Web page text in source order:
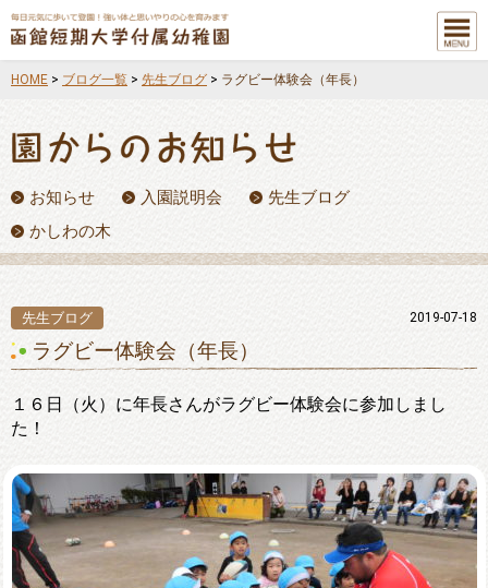
メニュ
HOME > ブログ一覧 > 先生ブログ > ラグビー体験会（年長）
お知らせ 入園説明会
先生ブログ
かしわの木
先生ブログ 2019-07-18
ラグビー体験会（年長）
１６日（火）に年長さんがラグビー体験会に参加しまし
た！